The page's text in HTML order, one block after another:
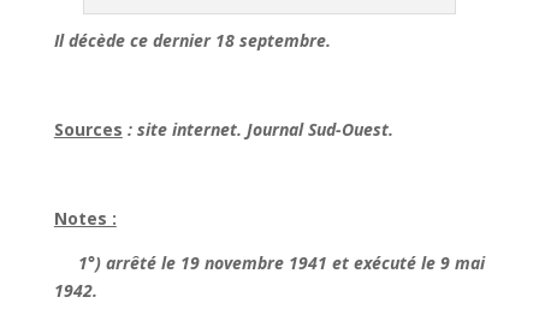
Il décède ce dernier 18 septembre.
Sources : site internet. Journal Sud-Ouest.
Notes :
1°) arrêté le 19 novembre 1941 et exécuté le 9 mai
1942.